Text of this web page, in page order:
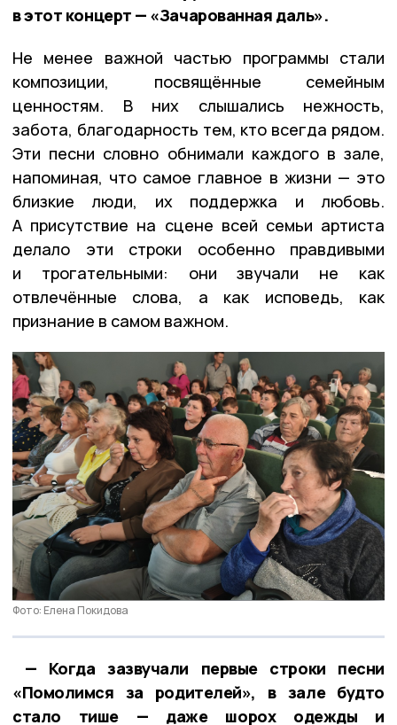
в этот концерт — «Зачарованная даль».
Не менее важной частью программы стали
композиции, посвящённые семейным
ценностям. В них слышались нежность,
забота, благодарность тем, кто всегда рядом.
Эти песни словно обнимали каждого в зале,
напоминая, что самое главное в жизни — это
близкие люди, их поддержка и любовь.
А присутствие на сцене всей семьи артиста
делало эти строки особенно правдивыми
и трогательными: они звучали не как
отвлечённые слова, а как исповедь, как
признание в самом важном.
Фото: Елена Покидова
— Когда зазвучали первые строки песни
«Помолимся за родителей», в зале будто
стало тише — даже шорох одежды и